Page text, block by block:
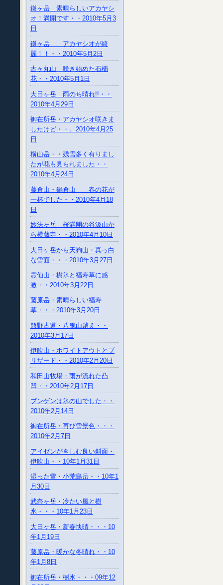
鎌ヶ岳 素晴らしいアカヤシ
オ！満開です・・2010年5月3
日
鎌ヶ岳 アカヤシオが綺
麗！！・・2010年5月2日
古ヶ丸山 咲き始めた石楠
花・・2010年5月1日
大日ヶ岳 雨のち晴れ!!・・
2010年4月29日
御在所岳・アカヤシオ咲きま
したけど・・。2010年4月25
日
横山岳・・残雪多く有りまし
たが花も見られました・・
2010年4月24日
藤倉山・鍋倉山 春の花が
一杯でした・・2010年4月18
日
妙法ヶ岳 桜満開の谷汲山か
ら横蔵寺・・2010年4月10日
大日ヶ岳から天狗山・真っ白
な雪面・・・2010年3月27日
霊仙山・樹氷と福寿草に感
激・・2010年3月22日
藤原岳・素晴らしい福寿
草・・・2010年3月20日
熊野古道・八鬼山越え・・
2010年3月17日
伊吹山・ホワイトアウトとブ
リザード・・2010年2月20日
和田山牧場・雨が流れた凸
凹・・2010年2月17日
ブンゲンは氷の山でした・・
2010年2月14日
御在所岳・再び雪景色・・・
2010年2月7日
アイゼンがきしむ良い斜面・
伊吹山・・10年1月31日
湿った雪・小荒島岳・・10年1
月30日
武奈ヶ岳・冷たい風と樹
氷・・・10年1月23日
大日ヶ岳・新春快晴・・・10
年1月19日
藤原岳・暖かな冬晴れ・・10
年1月8日
御在所岳・樹氷・・・09年12